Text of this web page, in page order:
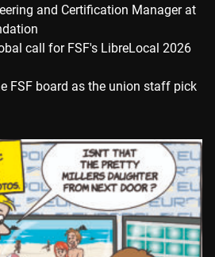
and Certification Manager at
call for FSF's LibreLocal 2026
FSF board as the union staff pick